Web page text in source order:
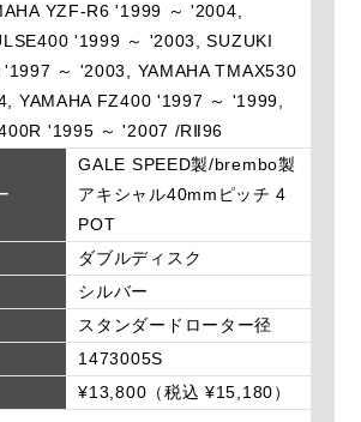
YZF-R6 '1999 ～ '2004,
'1999 ～ '2003, SUZUKI
～ '2003, YAMAHA TMAX530
YAMAHA FZ400 '1997 ～ '1999,
'1995 ～ '2007 /RⅡ96
GALE SPEED製/brembo製
アキシャル40mmピッチ 4
POT
ダブルディスク
シルバー
スタンダードローター径
1473005S
¥13,800（税込 ¥15,180）